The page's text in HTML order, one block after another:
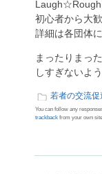
Laugh☆Rough
初心者から大
詳細は各団体
まったりまった
しすぎないよ
若者の交流促
You can follow any
trackback from your own